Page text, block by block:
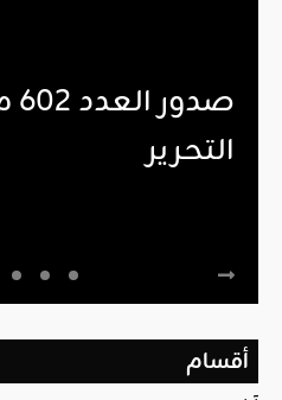
التحرير
أقسام